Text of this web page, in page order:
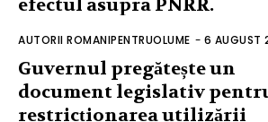
efectul asupra PNRR.
AUTORII ROMANIPENTRUOLUME - 6 AUGUST
Guvernul pregătește un
document legislativ
restricționarea utilizării